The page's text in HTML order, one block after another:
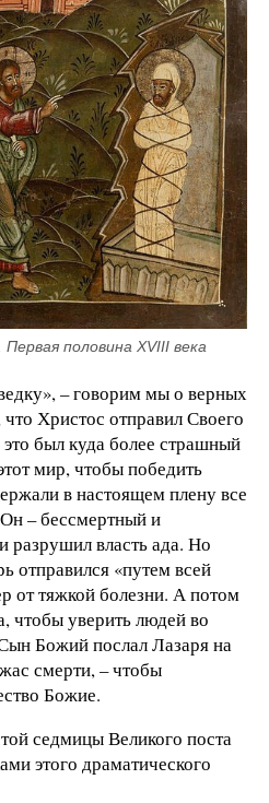
половина XVIII века
– говорим мы о верных
Христос отправил Своего
это был куда более страшный
мир, чтобы победить
в настоящем плену все
– бессмертный и
власть ада. Но
отправился «путем всей
от тяжкой болезни. А потом
чтобы уверить людей во
Божий послал Лазаря на
смерти, – чтобы
Божие.
седмицы Великого поста
этого драматического